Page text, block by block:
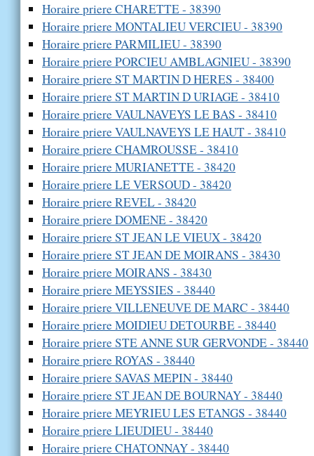
Horaire priere CHARETTE - 38390
Horaire priere MONTALIEU VERCIEU - 38390
Horaire priere PARMILIEU - 38390
Horaire priere PORCIEU AMBLAGNIEU - 38390
Horaire priere ST MARTIN D HERES - 38400
Horaire priere ST MARTIN D URIAGE - 38410
Horaire priere VAULNAVEYS LE BAS - 38410
Horaire priere VAULNAVEYS LE HAUT - 38410
Horaire priere CHAMROUSSE - 38410
Horaire priere MURIANETTE - 38420
Horaire priere LE VERSOUD - 38420
Horaire priere REVEL - 38420
Horaire priere DOMENE - 38420
Horaire priere ST JEAN LE VIEUX - 38420
Horaire priere ST JEAN DE MOIRANS - 38430
Horaire priere MOIRANS - 38430
Horaire priere MEYSSIES - 38440
Horaire priere VILLENEUVE DE MARC - 38440
Horaire priere MOIDIEU DETOURBE - 38440
Horaire priere STE ANNE SUR GERVONDE - 38440
Horaire priere ROYAS - 38440
Horaire priere SAVAS MEPIN - 38440
Horaire priere ST JEAN DE BOURNAY - 38440
Horaire priere MEYRIEU LES ETANGS - 38440
Horaire priere LIEUDIEU - 38440
Horaire priere CHATONNAY - 38440